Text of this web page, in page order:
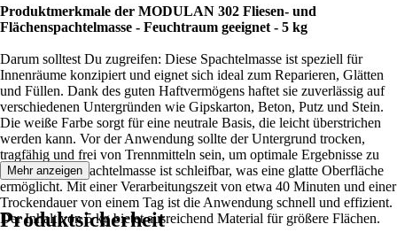
Produktmerkmale der MODULAN 302 Fliesen- und
Flächenspachtelmasse - Feuchtraum geeignet - 5 kg
Darum solltest Du zugreifen: Diese Spachtelmasse ist speziell für
Innenräume konzipiert und eignet sich ideal zum Reparieren, Glätten
und Füllen. Dank des guten Haftvermögens haftet sie zuverlässig auf
verschiedenen Untergründen wie Gipskarton, Beton, Putz und Stein.
Die weiße Farbe sorgt für eine neutrale Basis, die leicht überstrichen
werden kann. Vor der Anwendung sollte der Untergrund trocken,
tragfähig und frei von Trennmitteln sein, um optimale Ergebnisse zu
erzielen. Die Spachtelmasse ist schleifbar, was eine glatte Oberfläche
ermöglicht. Mit einer Verarbeitungszeit von etwa 40 Minuten und einer
Trockendauer von einem Tag ist die Anwendung schnell und effizient.
Der Inhalt von 5 kg bietet ausreichend Material für größere Flächen.
Mehr anzeigen
Produktsicherheit